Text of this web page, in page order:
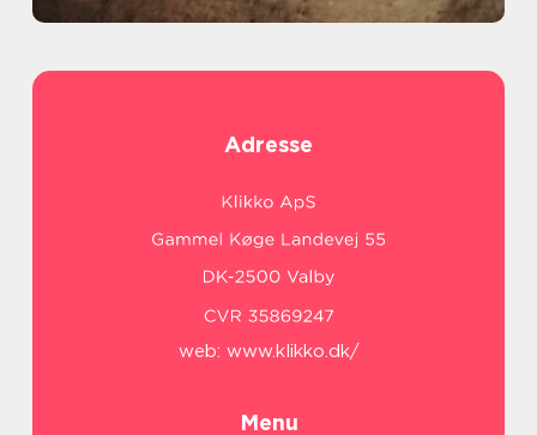
Adresse
web: www.klikko.dk/
Menu